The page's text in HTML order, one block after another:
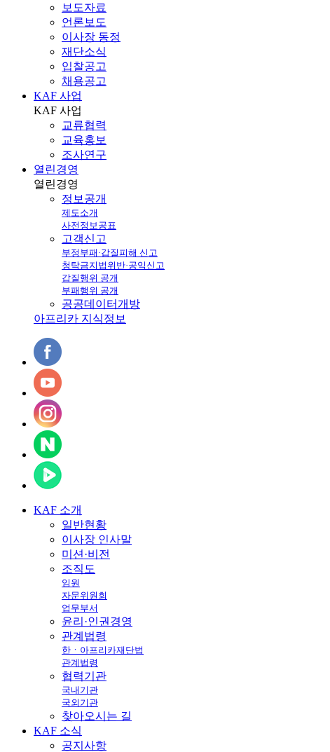
보도자료
언론보도
이사장 동정
재단소식
입찰공고
채용공고
KAF 사업
KAF 사업
교류협력
교육홍보
조사연구
열린경영
열린경영
정보공개
제도소개
사전정보공표
고객신고
부정부패·갑질피해 신고
청탁금지법위반·공익신고
갑질행위 공개
부패행위 공개
공공데이터개방
아프리카 지식정보
KAF 소개
일반현황
이사장 인사말
미션·비전
조직도
임원
자문위원회
업무부서
윤리·인권경영
관계법령
한ㆍ아프리카재단법
관계법령
협력기관
국내기관
국외기관
찾아오시는 길
KAF 소식
공지사항